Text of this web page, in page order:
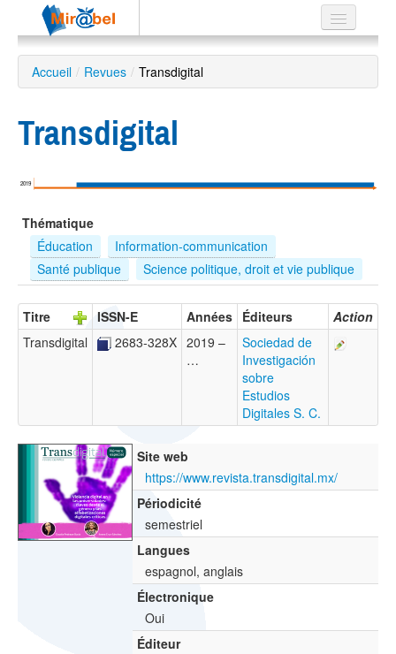
Le réseau
Soutien
Recherche
avancée
EN
ES
?
Accueil / Revues / Transdigital
Transdigital
2019
Thématique
Éducation
Information-communication
Santé publique
Science politique, droit et vie publique
Titre ISSN-E Années Éditeurs
Action
Transdigital
2683-328X 2019 –
…
Sociedad de
Investigación
sobre
Estudios
Digitales S. C.
Site web
https://www.revista.transdigital.mx/
Périodicité
semestriel
Langues
espagnol, anglais
Électronique
Oui
Éditeur